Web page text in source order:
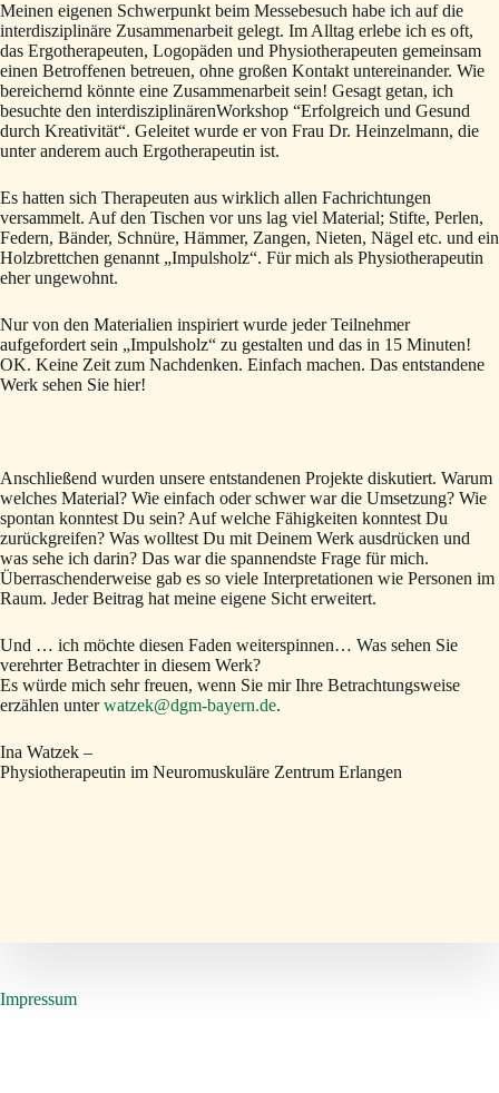
Meinen eigenen Schwerpunkt beim Messebesuch habe ich auf die
interdisziplinäre Zusammenarbeit gelegt. Im Alltag erlebe ich es oft,
das Ergotherapeuten, Logopäden und Physiotherapeuten gemeinsam
einen Betroffenen betreuen, ohne großen Kontakt untereinander. Wie
bereichernd könnte eine Zusammenarbeit sein! Gesagt getan, ich
besuchte den interdisziplinärenWorkshop “Erfolgreich und Gesund
durch Kreativität“. Geleitet wurde er von Frau Dr. Heinzelmann, die
unter anderem auch Ergotherapeutin ist.
Es hatten sich Therapeuten aus wirklich allen Fachrichtungen
versammelt. Auf den Tischen vor uns lag viel Material; Stifte, Perlen,
Federn, Bänder, Schnüre, Hämmer, Zangen, Nieten, Nägel etc. und ein
Holzbrettchen genannt „Impulsholz“. Für mich als Physiotherapeutin
eher ungewohnt.
Nur von den Materialien inspiriert wurde jeder Teilnehmer
aufgefordert sein „Impulsholz“ zu gestalten und das in 15 Minuten!
OK. Keine Zeit zum Nachdenken. Einfach machen. Das entstandene
Werk sehen Sie hier!
Anschließend wurden unsere entstandenen Projekte diskutiert. Warum
welches Material? Wie einfach oder schwer war die Umsetzung? Wie
spontan konntest Du sein? Auf welche Fähigkeiten konntest Du
zurückgreifen? Was wolltest Du mit Deinem Werk ausdrücken und
was sehe ich darin? Das war die spannendste Frage für mich.
Überraschenderweise gab es so viele Interpretationen wie Personen im
Raum. Jeder Beitrag hat meine eigene Sicht erweitert.
Und … ich möchte diesen Faden weiterspinnen… Was sehen Sie
verehrter Betrachter in diesem Werk?
Es würde mich sehr freuen, wenn Sie mir Ihre Betrachtungsweise
erzählen unterwatzek@dgm-bayern.de.
Ina Watzek –
Physiotherapeutin im Neuromuskuläre Zentrum Erlangen
Impressum